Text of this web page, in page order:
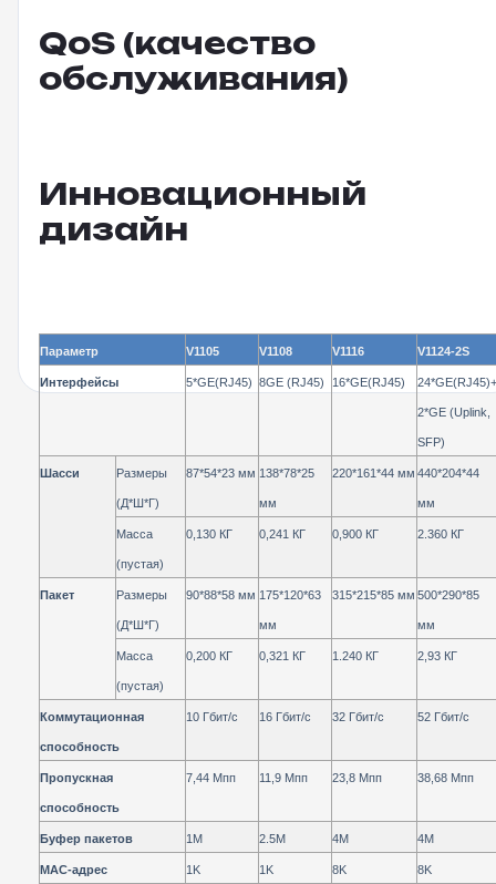
QoS (качество
обслуживания)
Инновационный
дизайн
Параметр V1105 V1108 V1116 V1124-2S
Интерфейсы 5*GE(RJ45) 8GE (RJ45) 16*GE(RJ45) 24*GE(RJ45)+
2*GE (Uplink,
SFP)
Шасси Размеры
(Д*Ш*Г)
87*54*23 мм 138*78*25
мм
220*161*44 мм 440*204*44
мм
Масса
(пустая)
0, 130 КГ 0, 241 КГ 0,900 КГ 2. 360 КГ
Пакет Размеры
(Д*Ш*Г)
90*88*58 мм 175*120*63
мм
315*215*85 мм 500*290*85
мм
Масса
(пустая)
0, 200 КГ 0, 321 КГ 1. 240 КГ 2,93 КГ
Коммутационная
способность
10 Гбит/с 16 Гбит/с 32 Гбит/с 52 Гбит/с
Пропускная
способность
7,44 Мпп 11,9 Мпп 23,8 Мпп 38,68 Мпп
Буфер пакетов 1M 2.5M 4M 4M
MAC-адрес 1K 1K 8K 8K